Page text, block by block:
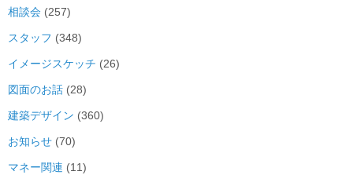
相談会 (257)
スタッフ (348)
イメージスケッチ (26)
図面のお話 (28)
建築デザイン (360)
お知らせ (70)
マネー関連 (11)